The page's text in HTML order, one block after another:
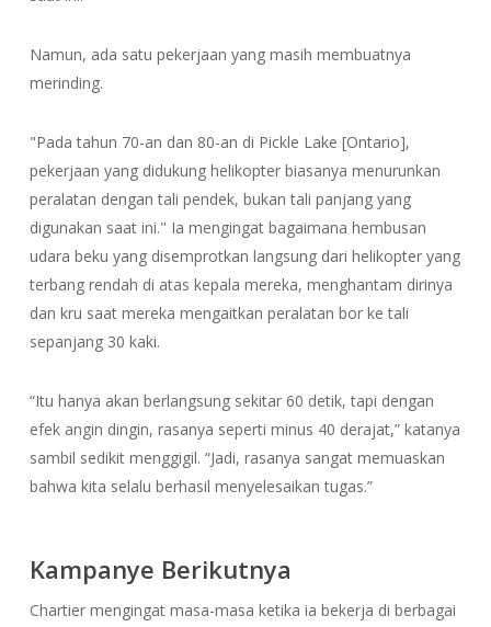
Namun, ada satu pekerjaan yang masih membuatnya
merinding.
"Pada tahun 70-an dan 80-an di Pickle Lake [Ontario],
pekerjaan yang didukung helikopter biasanya menurunkan
peralatan dengan tali pendek, bukan tali panjang yang
digunakan saat ini." Ia mengingat bagaimana hembusan
udara beku yang disemprotkan langsung dari helikopter yang
terbang rendah di atas kepala mereka, menghantam dirinya
dan kru saat mereka mengaitkan peralatan bor ke tali
sepanjang 30 kaki.
“Itu hanya akan berlangsung sekitar 60 detik, tapi dengan
efek angin dingin, rasanya seperti minus 40 derajat,” katanya
sambil sedikit menggigil. “Jadi, rasanya sangat memuaskan
bahwa kita selalu berhasil menyelesaikan tugas.”
Kampanye Berikutnya
Chartier mengingat masa-masa ketika ia bekerja di berbagai